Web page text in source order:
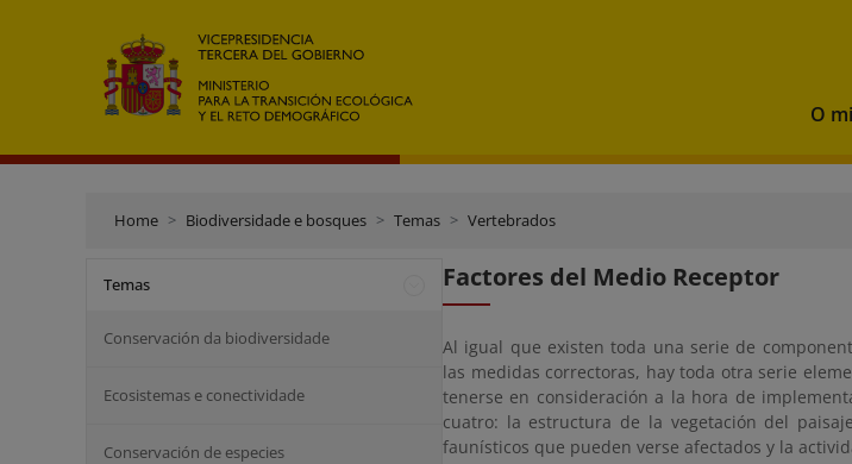
O
Home Biodiversidade e bosques Temas Vertebrados
Temas
Conservación da biodiversidade
Ecosistemas e conectividade
Conservación de especies
Factores del Medio Receptor
Al igual que existen toda una serie de
las medidas correctoras, hay toda otra serie
tenerse en consideración a la hora de
cuatro: la estructura de la vegetación del
faunísticos que pueden verse afectados y la